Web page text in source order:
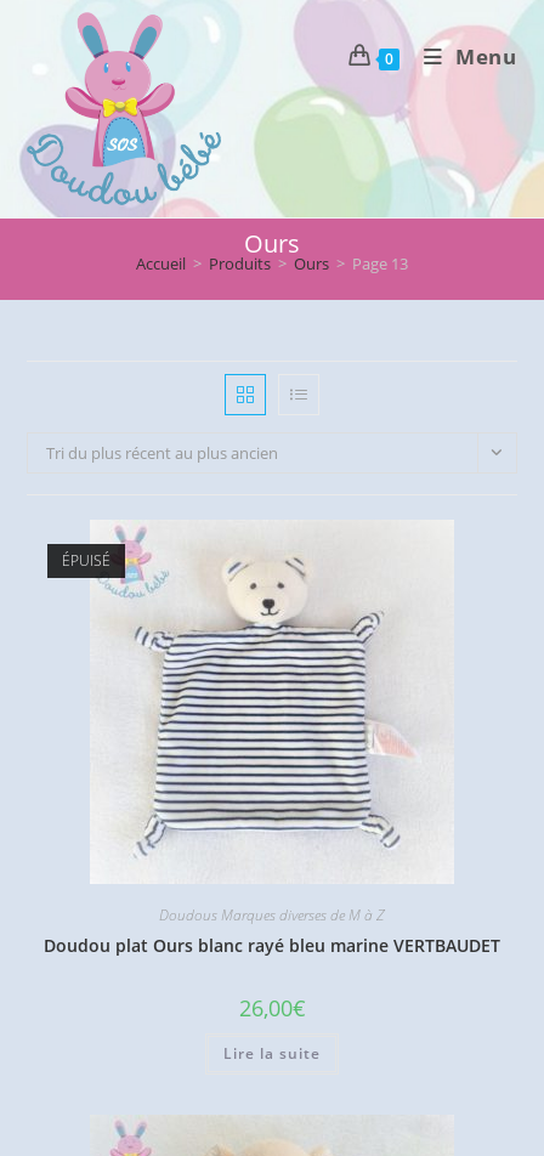
0 Menu
Ours
Accueil > Produits > Ours > Page 13
Tri du plus récent au plus ancien
ÉPUISÉ
Doudous Marques diverses de M à Z
Doudou plat Ours blanc rayé bleu marine VERTBAUDET
26,00€
Lire la suite